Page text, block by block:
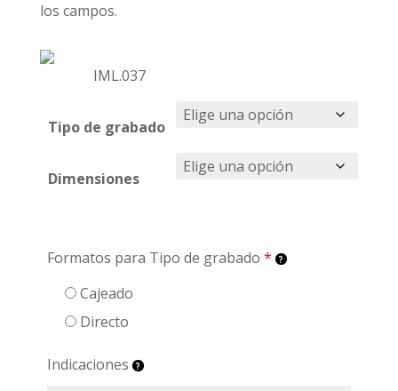
los campos.
IML.037
Tipo de grabado
Dimensiones
Formatos para Tipo de grabado *
Cajeado
Directo
Indicaciones